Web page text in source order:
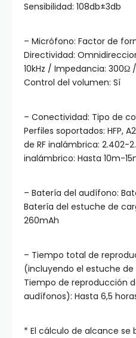
Sensibilidad: 108db±3db
– Micrófono: Factor de
Directividad:
10kHz / Impedancia: 300Ω
Control del volumen: Sí
– Conectividad: Tipo de
Perfiles soportados: HFP,
de RF inalámbrica: 2.402-
inalámbrico: Hasta 10m-
– Batería del audífono:
Batería del estuche de
260mAh
– Tiempo total de
(incluyendo el estuche
Tiempo de reproducción
audífonos): Hasta 6,5
* El cálculo de alcance se